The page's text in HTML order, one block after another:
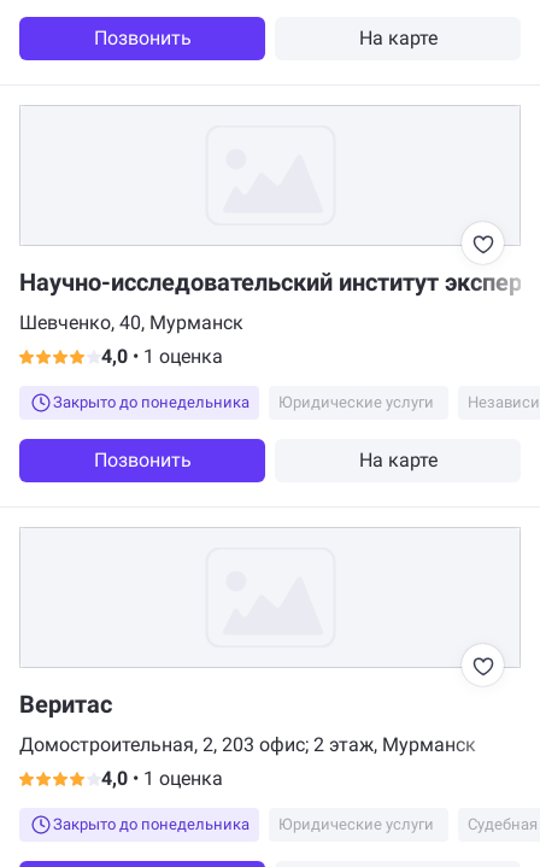
Позвонить На карте
Научно-исследовательский институт
Шевченко, 40, Мурманск
4,0 • 1 оценка
Закрыто до понедельника Юридические услуги
Позвонить На карте
Веритас
Домостроительная, 2, 203 офис; 2 этаж, Мурманск
4,0 • 1 оценка
Закрыто до понедельника Юридические услуги